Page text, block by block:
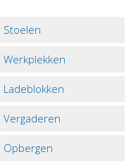
Stoelen
Werkplekken
Ladeblokken
Vergaderen
Opbergen